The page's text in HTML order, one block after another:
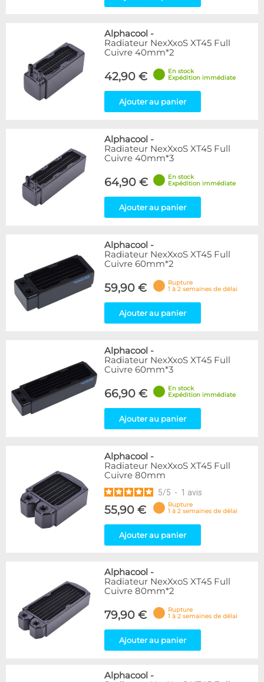
Alphacool -
Radiateur NexXxoS XT45 Full
Cuivre 40mm*2
42,90 €
En stock
Expédition immédiate
Ajouter au panier
Alphacool -
Radiateur NexXxoS XT45 Full
Cuivre 40mm*3
64,90 €
En stock
Expédition immédiate
Ajouter au panier
Alphacool -
Radiateur NexXxoS XT45 Full
Cuivre 60mm*2
59,90 €
Rupture
1 à 2 semaines de délai
Ajouter au panier
Alphacool -
Radiateur NexXxoS XT45 Full
Cuivre 60mm*3
66,90 €
En stock
Expédition immédiate
Ajouter au panier
Alphacool -
Radiateur NexXxoS XT45 Full
Cuivre 80mm
5/5 - 1 avis
55,90 €
Rupture
1 à 2 semaines de délai
Ajouter au panier
Alphacool -
Radiateur NexXxoS XT45 Full
Cuivre 80mm*2
79,90 €
Rupture
1 à 2 semaines de délai
Ajouter au panier
Alphacool -